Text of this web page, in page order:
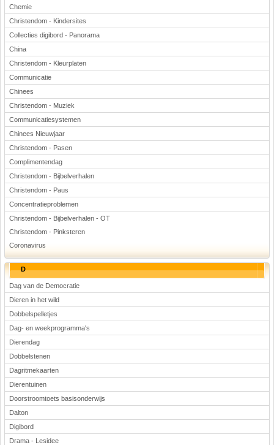
Chemie
Christendom - Kindersites
Collecties digibord - Panorama
China
Christendom - Kleurplaten
Communicatie
Chinees
Christendom - Muziek
Communicatiesystemen
Chinees Nieuwjaar
Christendom - Pasen
Complimentendag
Christendom - Bijbelverhalen
Christendom - Paus
Concentratieproblemen
Christendom - Bijbelverhalen - OT
Christendom - Pinksteren
Coronavirus
D
Dag van de Democratie
Dieren in het wild
Dobbelspelletjes
Dag- en weekprogramma's
Dierendag
Dobbelstenen
Dagritmekaarten
Dierentuinen
Doorstroomtoets basisonderwijs
Dalton
Digibord
Drama - Lesidee